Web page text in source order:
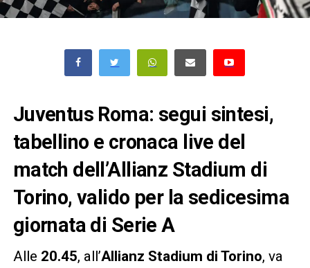
Juventus Roma: segui sintesi,
tabellino e cronaca live del
match dell’Allianz Stadium di
Torino, valido per la sedicesima
giornata di Serie A
Alle 20.45, all’Allianz Stadium di Torino, va